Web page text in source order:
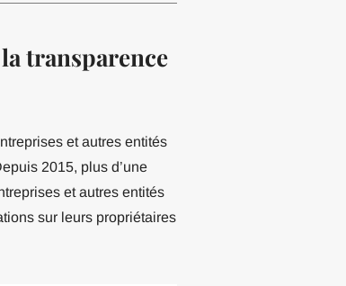
transparence
et autres entités
2015, plus d’une
et autres entités
sur leurs propriétaires